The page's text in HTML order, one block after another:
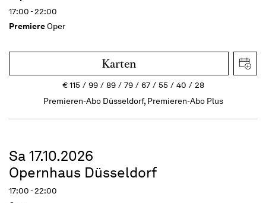
17:00 - 22:00
PremiereOper
Karten
€115 99 89 79 67 55 40
28
Premieren-Abo Düsseldorf, Premieren-Abo Plus
Sa 17.10.2026
Opernhaus Düsseldorf
17:00 - 22:00